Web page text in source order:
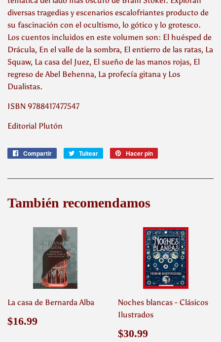
diversas tragedias y escenarios escalofriantes producto de
su fascinación con el ocultismo, lo gótico y lo grotesco.
Los cuentos incluidos en este volumen son: El huésped de
Drácula, En el valle de la sombra, El entierro de las ratas, La
Squaw, La casa del Juez, El sueño de las manos rojas, El
regreso de Abel Behenna, La profecía gitana y Los
Dualistas.
ISBN 9788417477547
Editorial Plutón
Compartir
CompartirTuitear
Tuitear Hacer pin
También recomendamos
La casa de Bernarda Alba
Precio
$16.99
Noches blancas - Clásicos
Ilustrados
Precio
$30.99